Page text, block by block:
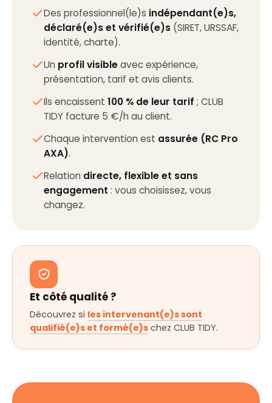
Des professionnel(le)s indépendant(e)s,
déclaré(e)s et vérifié(e)s (SIRET, URSSAF,
identité, charte).
Un profil visibleavec expérience,
présentation, tarif et avis clients.
Ils encaissent 100 % de leur tarif ; CLUB
TIDY facture 5 €/h au client.
Chaque intervention est assurée (RC Pro
AXA).
Relation directe, flexible et sans
engagement : vous choisissez, vous
changez.
Et côté qualité ?
Découvrez si les intervenant(e)s sont
qualifié(e)s et formé(e)s chez CLUB TIDY.